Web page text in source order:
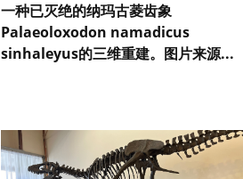
一种已灭绝的纳玛古菱齿象
Palaeoloxodon namadicus
sinhaleyus的三维重建。图片来源...